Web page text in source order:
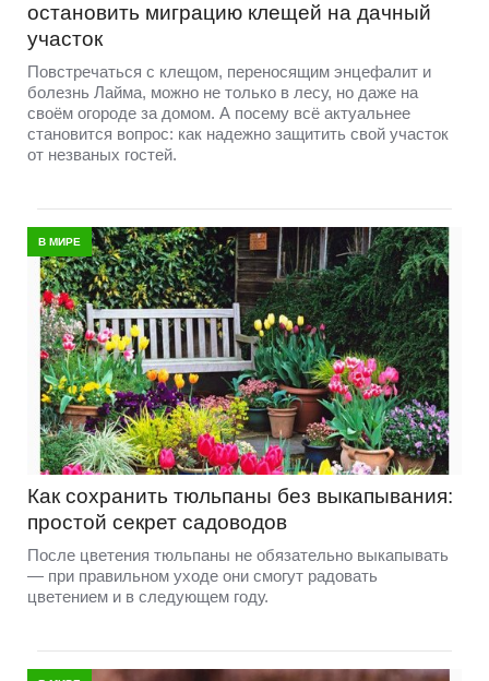
остановить миграцию клещей на дачный
участок
Повстречаться с клещом, переносящим энцефалит и
болезнь Лайма, можно не только в лесу, но даже на
своём огороде за домом. А посему всё актуальнее
становится вопрос: как надежно защитить свой участок
от незваных гостей.
В МИРЕ
Как сохранить тюльпаны без выкапывания:
простой секрет садоводов
После цветения тюльпаны не обязательно выкапывать
— при правильном уходе они смогут радовать
цветением и в следующем году.